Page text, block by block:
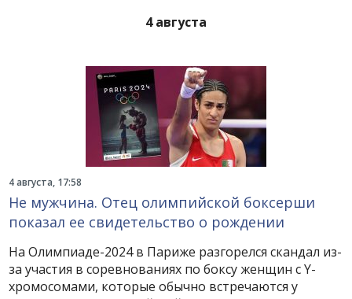
4 августа
4 августа, 17:58
Не мужчина. Отец олимпийской боксерши
показал ее свидетельство о рождении
На Олимпиаде-2024 в Париже разгорелся скандал из-
за участия в соревнованиях по боксу женщин с Y-
хромосомами, которые обычно встречаются у